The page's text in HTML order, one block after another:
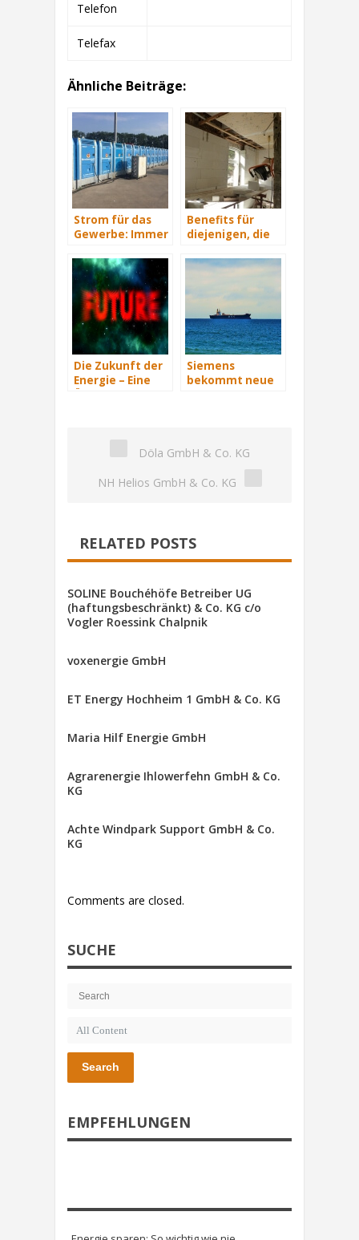
Telefon
Telefax
Ähnliche Beiträge:
Strom für das
Gewerbe: Immer
versorgt
Benefits für
diejenigen, die
sanieren
Die Zukunft der
Energie – Eine
Siemens
bekommt neue
Döla GmbH & Co. KG
NH Helios GmbH & Co. KG
RELATED POSTS
SOLINE Bouchéhöfe Betreiber UG
(haftungsbeschränkt) & Co. KG c/o
Vogler Roessink Chalpnik
voxenergie GmbH
ET Energy Hochheim 1 GmbH & Co. KG
Maria Hilf Energie GmbH
Agrarenergie Ihlowerfehn GmbH & Co.
KG
Achte Windpark Support GmbH & Co.
KG
Comments are closed.
SUCHE
Search
EMPFEHLUNGEN